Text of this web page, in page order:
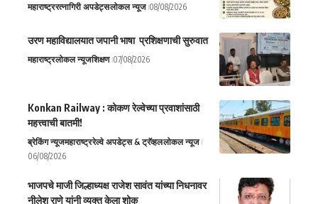
महाराष्ट्ररत्नागिरी अपडेट्सलोकल न्यूज 08/08/2026
उरण महाविद्यालयात जपानी भाषा प्रशिक्षणाची सुरुवात
महाराष्ट्रलोकल न्यूजशिक्षण 07/08/2026
Konkan Railway : कोकण रेल्वेच्या प्रवाशांसाठी
महत्त्वाची बातमी!
ब्रेकिंग न्यूजमहाराष्ट्ररेल्वे अपडेट्स & ट्रॅव्हललोकल न्यूज
06/08/2026
भाजपचे माजी जिल्हाध्यक्ष राजेश सावंत यांच्या निधनावर
नीलेश राणे यांनी व्यक्त केला शोक